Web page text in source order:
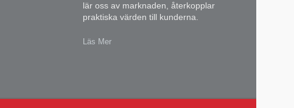
lär oss av marknaden, återkopplar
praktiska värden till kunderna.
Läs Mer